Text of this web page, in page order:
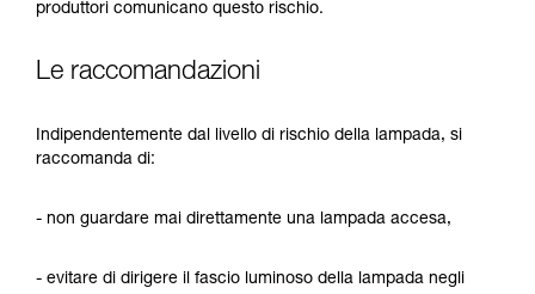
produttori comunicano questo rischio.
Le raccomandazioni
Indipendentemente dal livello di rischio della lampada, si
raccomanda di:
- non guardare mai direttamente una lampada accesa,
- evitare di dirigere il fascio luminoso della lampada negli